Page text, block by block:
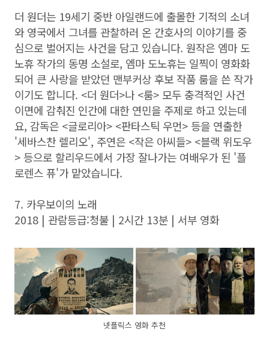
더 원더는 19세기 중반 아일랜드에 출몰한 기적의 소녀
와 영국에서 그녀를 관찰하러 온 간호사의 이야기를 중
심으로 벌어지는 사건을 담고 있습니다. 원작은 엠마 도
노휴 작가의 동명 소설로, 엠마 도노휴는 일찍이 영화화
되어 큰 사랑을 받았던 맨부커상 후보 작품 룸을 쓴 작가
이기도 합니다. <더 원더>나 <룸> 모두 충격적인 사건
이면에 감춰진 인간에 대한 연민을 주제로 하고 있는데
요, 감독은 <글로리아> <판타스틱 우먼> 등을 연출한
'세바스찬 렐리오', 주연은 <작은 아씨들> <블랙 위도우
> 등으로 할리우드에서 가장 잘나가는 여배우가 된 '플
로렌스 퓨'가 맡았습니다.
7. 카우보이의 노래
2018 | 관람등급:청불 | 2시간 13분 | 서부 영화
넷플릭스 영화 추천